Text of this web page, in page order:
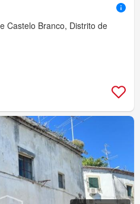
Castelo Branco, Distrito de